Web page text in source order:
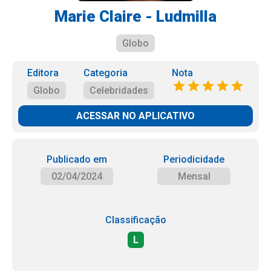
Marie Claire - Ludmilla
Globo
Editora
Globo
Categoria
Celebridades
Nota
ACESSAR NO APLICATIVO
Publicado em
02/04/2024
Periodicidade
Mensal
Classificação
L